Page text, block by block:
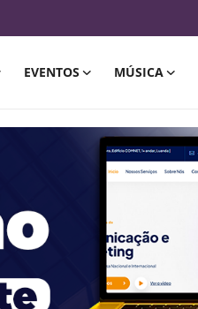
EVENTOS MÚSICA